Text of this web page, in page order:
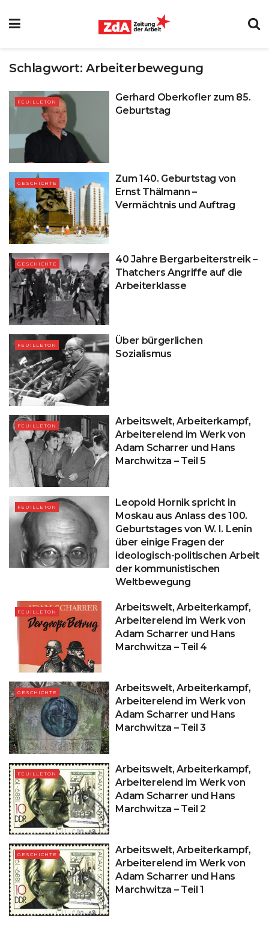
Schlagwort:Arbeiterbewegung
FEUILLETON
Gerhard Oberkofler zum 85.
Geburtstag
GESCHICHTE
Zum 140. Geburtstag von
Ernst Thälmann –
Vermächtnis und Auftrag
GESCHICHTE
40 Jahre Bergarbeiterstreik –
Thatchers Angriffe auf die
Arbeiterklasse
FEUILLETON
Über bürgerlichen
Sozialismus
FEUILLETON
Arbeitswelt, Arbeiterkampf,
Arbeiterelend im Werk von
Adam Scharrer und Hans
Marchwitza – Teil 5
FEUILLETON
Leopold Hornik spricht in
Moskau aus Anlass des 100.
Geburtstages von W. I. Lenin
über einige Fragen der
ideologisch-politischen Arbeit
der kommunistischen
Weltbewegung
FEUILLETON
Arbeitswelt, Arbeiterkampf,
Arbeiterelend im Werk von
Adam Scharrer und Hans
Marchwitza – Teil 4
GESCHICHTE
Arbeitswelt, Arbeiterkampf,
Arbeiterelend im Werk von
Adam Scharrer und Hans
Marchwitza – Teil 3
FEUILLETON
Arbeitswelt, Arbeiterkampf,
Arbeiterelend im Werk von
Adam Scharrer und Hans
Marchwitza – Teil 2
GESCHICHTE
Arbeitswelt, Arbeiterkampf,
Arbeiterelend im Werk von
Adam Scharrer und Hans
Marchwitza – Teil 1